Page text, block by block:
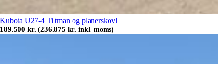
Kubota U27-4 Tiltman og planerskovl
189.500 kr. (236.875 kr. inkl. moms)